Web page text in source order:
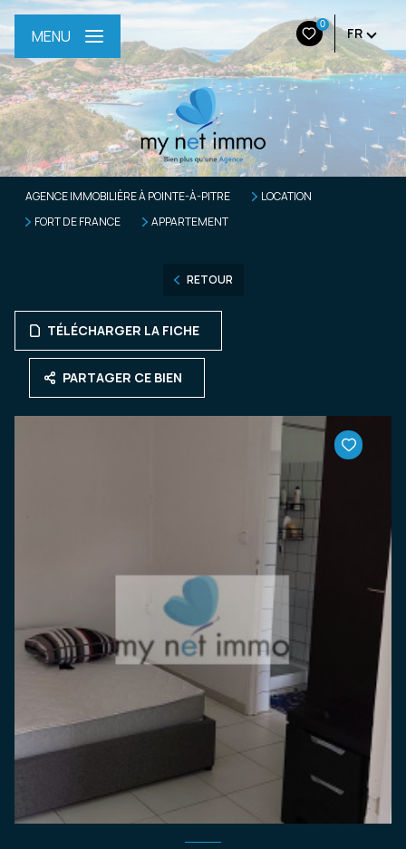
0
FR
MENU
AGENCE IMMOBILIÈRE À POINTE-À-PITRE
LOCATION
FORT DE FRANCE
APPARTEMENT
RETOUR
TÉLÉCHARGER LA FICHE
PARTAGER CE BIEN